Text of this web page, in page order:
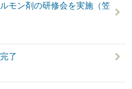
モン剤の研修会を実施（笠
了